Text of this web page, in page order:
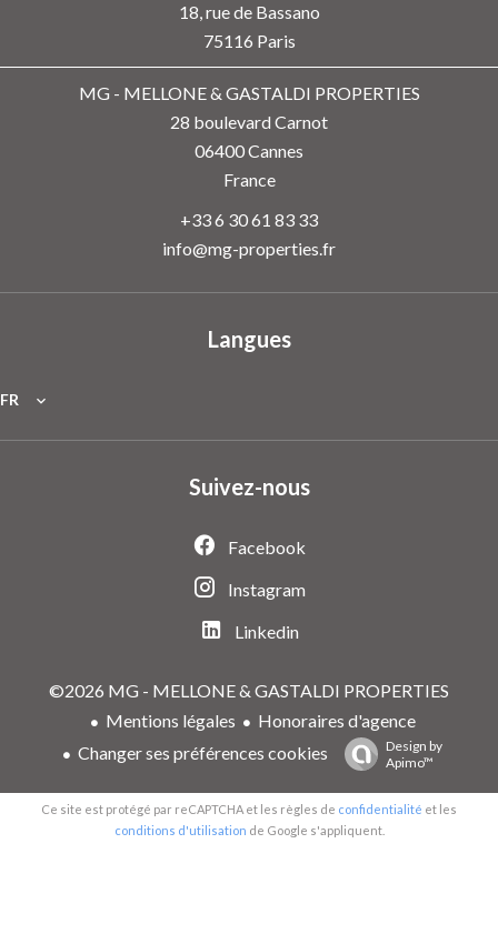
18, rue de Bassano
75116 Paris
MG - MELLONE & GASTALDI PROPERTIES
28 boulevard Carnot
06400Cannes
France
+33 6 30 61 83 33
info@mg-properties.fr
Langues
FR
Suivez-nous
Facebook
Instagram
Linkedin
©2026 MG - MELLONE & GASTALDI PROPERTIES
Mentions légales
Honoraires d'agence
Changer ses préférences cookies
Design by
Apimo™
Ce site est protégé par reCAPTCHA et les règles de confidentialité et les
conditions d'utilisation de Google s'appliquent.